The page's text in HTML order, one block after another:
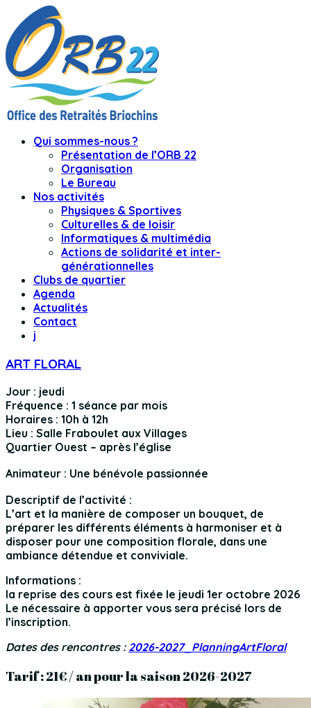
Qui sommes-nous ?
Présentation de l’ORB 22
Organisation
Le Bureau
Nos activités
Physiques & Sportives
Culturelles & de loisir
Informatiques & multimédia
Actions de solidarité et inter-
générationnelles
Clubs de quartier
Agenda
Actualités
Contact
j
ART FLORAL
Jour : jeudi
Fréquence : 1 séance par mois
Horaires : 10h à 12h
Lieu : Salle Fraboulet aux Villages
Quartier Ouest – après l’église
Animateur : Une bénévole passionnée
Descriptif de l’activité :
L’art et la manière de composer un bouquet, de
préparer les différents éléments à harmoniser et à
disposer pour une composition florale, dans une
ambiance détendue et conviviale.
Informations :
la reprise des cours est fixée le jeudi 1er octobre 2026
Le nécessaire à apporter vous sera précisé lors de
l’inscription.
Dates des rencontres :2026-2027_PlanningArtFloral
Tarif : 21€ / an pour la saison 2026-2027